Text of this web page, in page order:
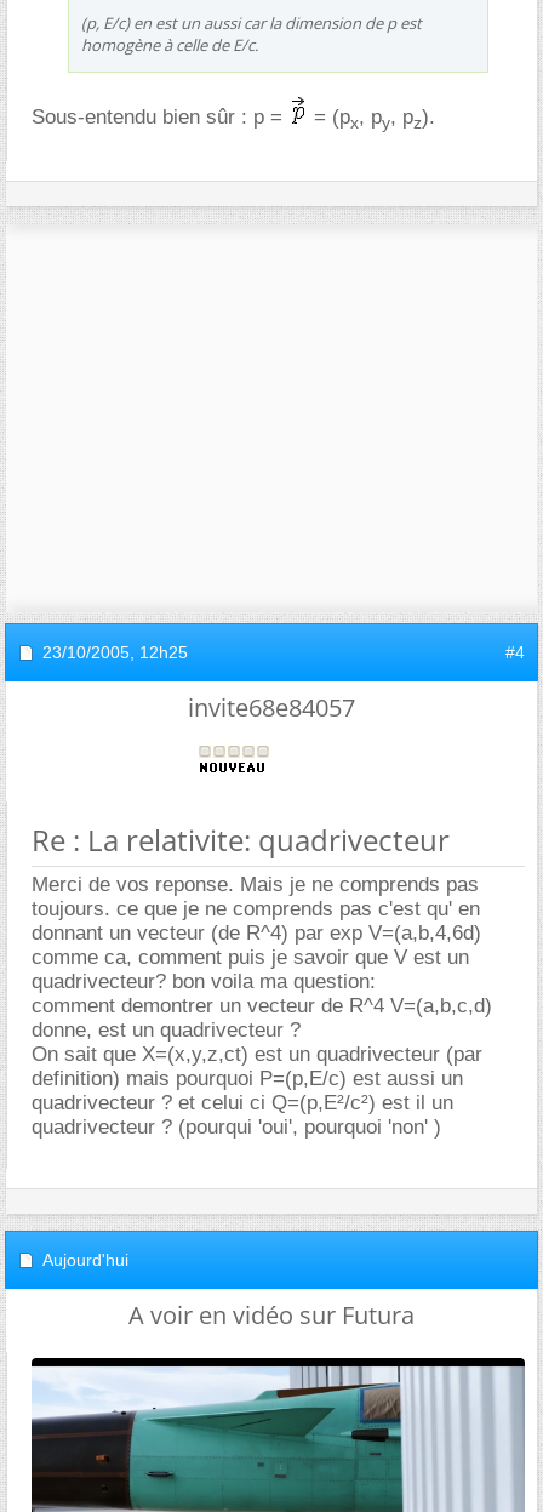
(p, E/c) en est un aussi car la dimension de p est
homogène à celle de E/c.
Sous-entendu bien sûr : p = = (px, py, pz).
23/10/2005, 12h25 #4
invite68e84057
Re : La relativite: quadrivecteur
Merci de vos reponse. Mais je ne comprends pas
toujours. ce que je ne comprends pas c'est qu' en
donnant un vecteur (de R^4) par exp V=(a,b,4,6d)
comme ca, comment puis je savoir que V est un
quadrivecteur? bon voila ma question:
comment demontrer un vecteur de R^4 V=(a,b,c,d)
donne, est un quadrivecteur ?
On sait que X=(x,y,z,ct) est un quadrivecteur (par
definition) mais pourquoi P=(p,E/c) est aussi un
quadrivecteur ? et celui ci Q=(p,E²/c²) est il un
quadrivecteur ? (pourqui 'oui', pourquoi 'non' )
Aujourd'hui
A voir en vidéo sur Futura